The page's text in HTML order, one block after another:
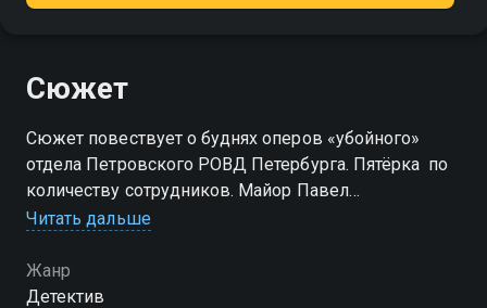
Сюжет
Сюжет повествует о буднях оперов «убойного»
отдела Петровского РОВД Петербурга. Пятёрка  по
количеству сотрудников. Майор Павел
Шапошников, капитаны Дмитрий Красавченко и
лейтенант Владимир Кузьмин. Пять разных
характеров, которые сплотил их командир,
Читать дальше
Жанр
Детектив